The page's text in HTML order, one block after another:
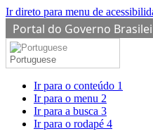
Ir direto para menu de
Portal do Governo
Portuguese
Ir para o conteúdo 1
Ir para o menu 2
Ir para a busca 3
Ir para o rodapé 4